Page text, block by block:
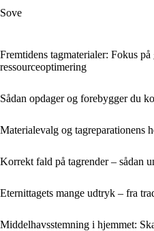
Sove
Fremtidens tagmaterialer: Fokus på
ressourceoptimering
Sådan opdager og forebygger du
Materialevalg og tagreparationens
Korrekt fald på tagrender – sådan
Eternittagets mange udtryk – fra
Middelhavsstemning i hjemmet: